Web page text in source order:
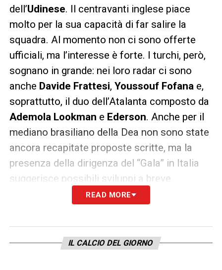
dell’Udinese. Il centravanti inglese piace
molto per la sua capacità di far salire la
squadra. Al momento non ci sono offerte
ufficiali, ma l’interesse è forte. I turchi, però,
sognano in grande: nei loro radar ci sono
anche Davide Frattesi, Youssouf Fofana e,
soprattutto, il duo dell’Atalanta composto da
Ademola Lookman e Ederson. Anche per il
mediano brasiliano della Dea non sono state
ancora recapitate proposte scritte, ma la
presenza della dirigenza del “Gala” in Italia
suggerisce possibili sviluppi a breve.
Verona: fari puntati sulla Juventus
Si muove anche l’Hellas Verona. Il club
READ MORE
IL CALCIO DEL GIORNO